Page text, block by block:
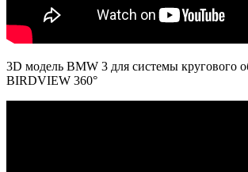
3D модель BMW 3 для системы кругового
BIRDVIEW 360°